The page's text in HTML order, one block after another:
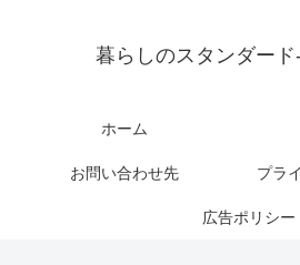
暮らしのスタンダー
ホーム
お問い合わせ先 プラ
広告ポリシー